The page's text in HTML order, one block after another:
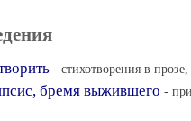
- стихотворения в
бремя выжившего -